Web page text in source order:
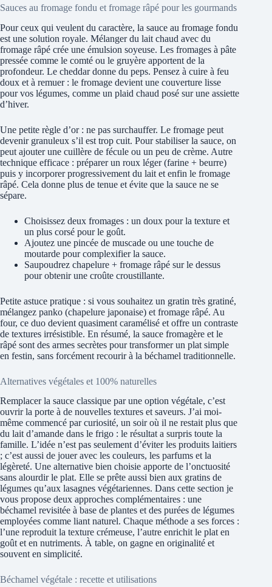
Sauces au fromage fondu et fromage râpé pour les gourmands
Pour ceux qui veulent du caractère, la sauce au fromage fondu
est une solution royale. Mélanger du lait chaud avec du
fromage râpé crée une émulsion soyeuse. Les fromages à pâte
pressée comme le comté ou le gruyère apportent de la
profondeur. Le cheddar donne du peps. Pensez à cuire à feu
doux et à remuer : le fromage devient une couverture lisse
pour vos légumes, comme un plaid chaud posé sur une assiette
d’hiver.
Une petite règle d’or : ne pas surchauffer. Le fromage peut
devenir granuleux s’il est trop cuit. Pour stabiliser la sauce, on
peut ajouter une cuillère de fécule ou un peu de crème. Autre
technique efficace : préparer un roux léger (farine + beurre)
puis y incorporer progressivement du lait et enfin le fromage
râpé. Cela donne plus de tenue et évite que la sauce ne se
sépare.
Choisissez deux fromages : un doux pour la texture et
un plus corsé pour le goût.
Ajoutez une pincée de muscade ou une touche de
moutarde pour complexifier la sauce.
Saupoudrez chapelure + fromage râpé sur le dessus
pour obtenir une croûte croustillante.
Petite astuce pratique : si vous souhaitez un gratin très gratiné,
mélangez panko (chapelure japonaise) et fromage râpé. Au
four, ce duo devient quasiment caramélisé et offre un contraste
de textures irrésistible. En résumé, la sauce fromagère et le
râpé sont des armes secrètes pour transformer un plat simple
en festin, sans forcément recourir à la béchamel traditionnelle.
Alternatives végétales et 100% naturelles
Remplacer la sauce classique par une option végétale, c’est
ouvrir la porte à de nouvelles textures et saveurs. J’ai moi-
même commencé par curiosité, un soir où il ne restait plus que
du lait d’amande dans le frigo : le résultat a surpris toute la
famille. L’idée n’est pas seulement d’éviter les produits laitiers
; c’est aussi de jouer avec les couleurs, les parfums et la
légèreté. Une alternative bien choisie apporte de l’onctuosité
sans alourdir le plat. Elle se prête aussi bien aux gratins de
légumes qu’aux lasagnes végétariennes. Dans cette section je
vous propose deux approches complémentaires : une
béchamel revisitée à base de plantes et des purées de légumes
employées comme liant naturel. Chaque méthode a ses forces :
l’une reproduit la texture crémeuse, l’autre enrichit le plat en
goût et en nutriments. À table, on gagne en originalité et
souvent en simplicité.
Béchamel végétale : recette et utilisations